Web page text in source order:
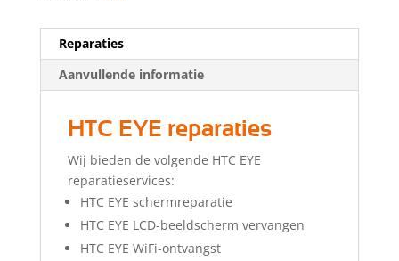
Reparaties
Aanvullende informatie
HTC EYE reparaties
Wij bieden de volgende HTC EYE
reparatieservices:
HTC EYE schermreparatie
HTC EYE LCD-beeldscherm vervangen
HTC EYE WiFi-ontvangst